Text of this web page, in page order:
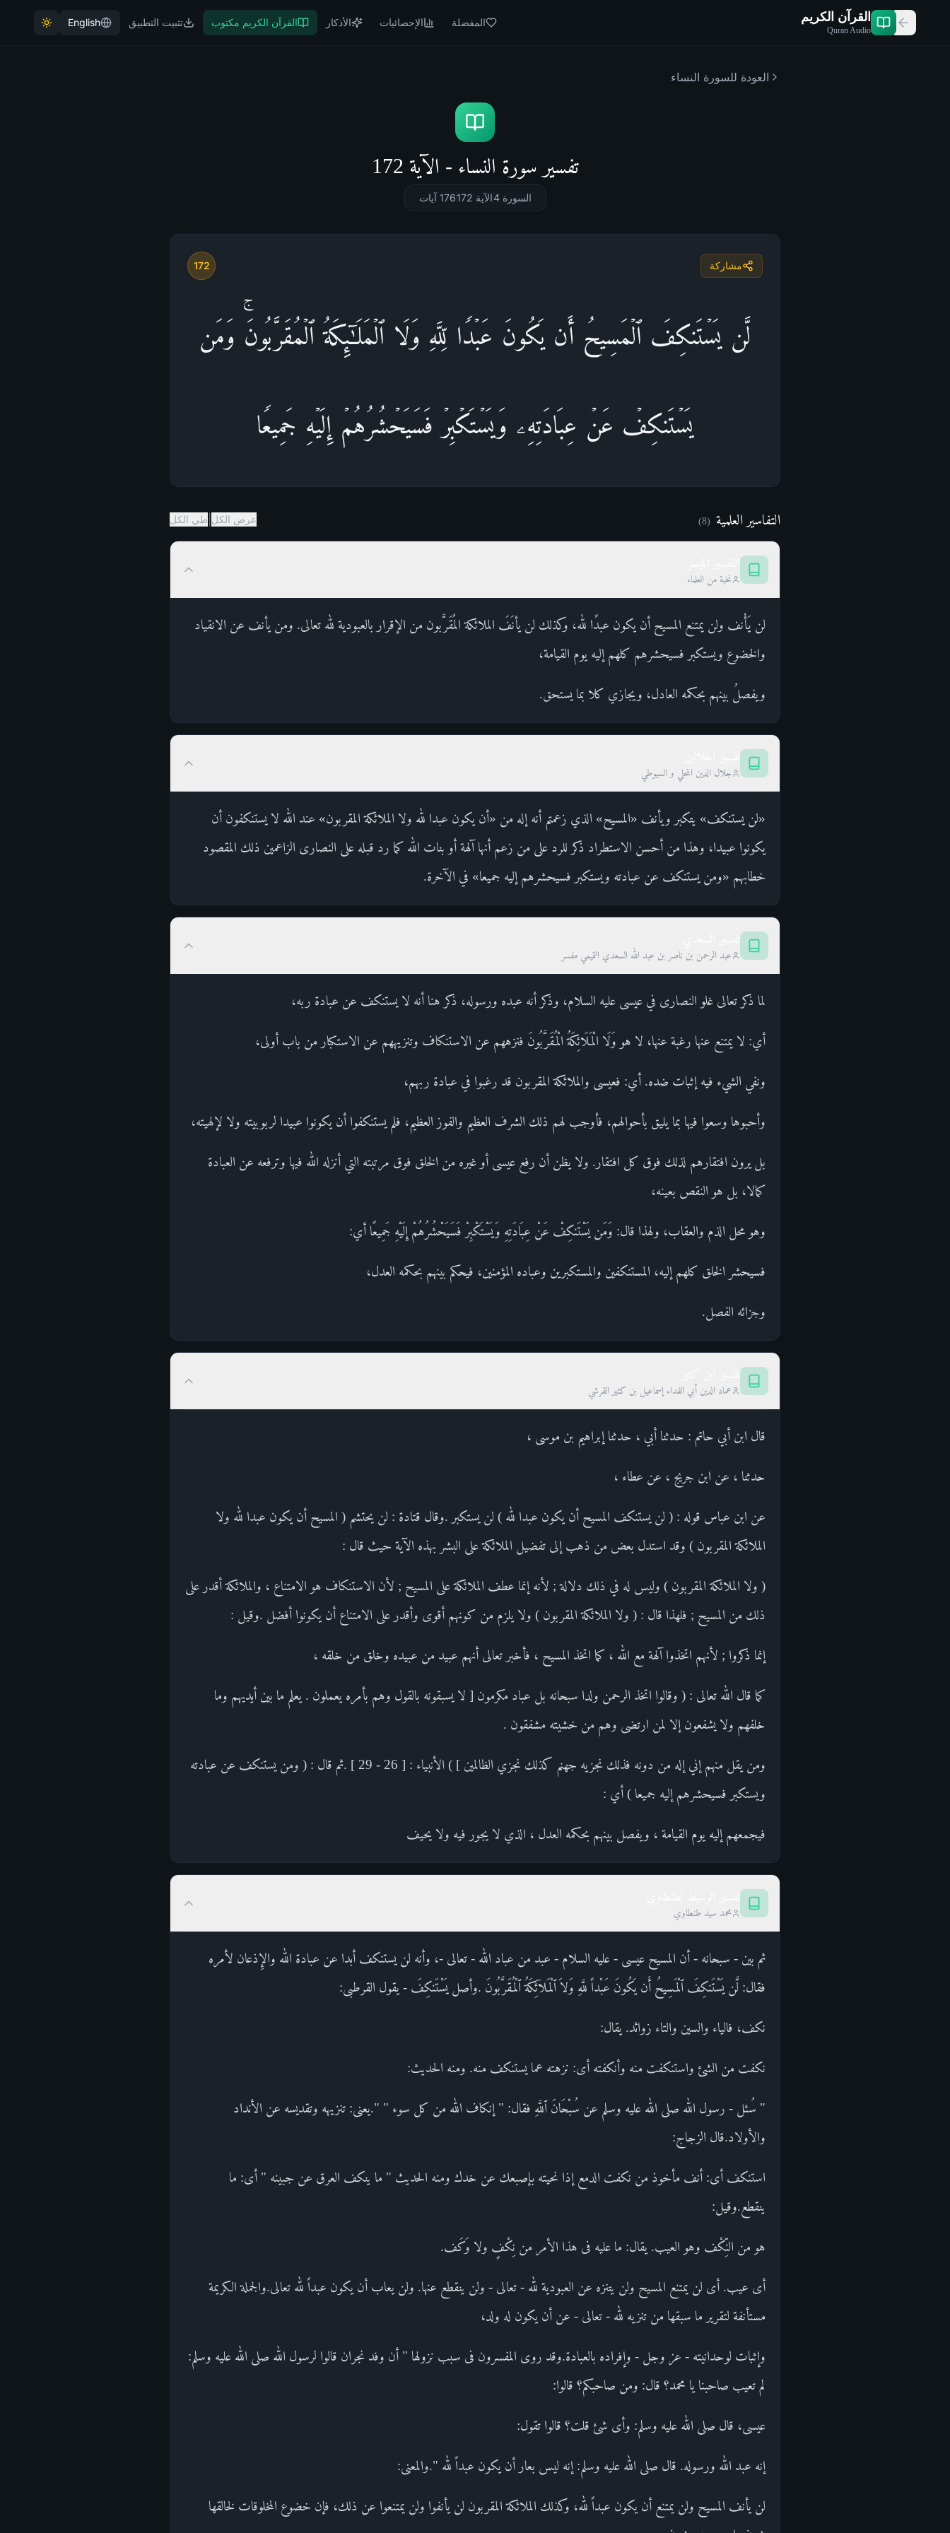
القرآن الكريم
Quran Audio
المفضلة الإحصائيات الأذكار القرآن الكريم مكتوب تثبيت التطبيق English
العودة للسورة النساء
تفسير سورة النساء - الآية 172
السورة 4 الآية 172 176 آيات
مشاركة 172
لَّن یَسۡتَنكِفَ ٱلۡمَسِیحُ أَن یَكُونَ عَبۡدࣰا لِّلَّهِ وَلَا ٱلۡمَلَـٰۤىِٕكَةُ ٱلۡمُقَرَّبُونَۚ وَمَن
یَسۡتَنكِفۡ عَنۡ عِبَادَتِهِۦ وَیَسۡتَكۡبِرۡ فَسَیَحۡشُرُهُمۡ إِلَیۡهِ جَمِیعࣰا
التفاسير العلمية (
8
) عرض الكل طي الكل
نخبة من العلماء
لن يَأْنف ولن يمتنع المسيح أن يكون عبدًا لله، وكذلك لن يأنَفَ الملائكة المُقَرَّبون من الإقرار بالعبودية لله تعالى. ومن يأنف عن الانقياد
والخضوع ويستكبر فسيحشرهم كلهم إليه يوم القيامة،
ويفصلُ بينهم بحكمه العادل، ويجازي كلا بما يستحق.
جلال الدين المحلي و السيوطي
«لن يستنكف» يتكبر ويأنف «المسيح» الذي زعمتم أنه إله من «أن يكون عبدا لله ولا الملائكة المقربون» عند الله لا يستنكفون أن
يكونوا عبيدا، وهذا من أحسن الاستطراد ذكر للرد على من زعم أنها آلهة أو بنات الله كما رد قبله على النصارى الزاعمين ذلك المقصود
خطابهم «ومن يستنكف عن عبادته ويستكبر فسيحشرهم إليه جميعا» في الآخرة.
عبد الرحمن بن ناصر بن عبد الله السعدي التميمي مفسر
لما ذكر تعالى غلو النصارى في عيسى عليه السلام، وذكر أنه عبده ورسوله، ذكر هنا أنه لا يستنكف عن عبادة ربه،
أي: لا يمتنع عنها رغبة عنها، لا هو وَلَا الْمَلَائِكَةُ الْمُقَرَّبُونَ فنزههم عن الاستنكاف وتنزيههم عن الاستكبار من باب أولى،
ونفي الشيء فيه إثبات ضده. أي: فعيسى والملائكة المقربون قد رغبوا في عبادة ربهم،
وأحبوها وسعوا فيها بما يليق بأحوالهم، فأوجب لهم ذلك الشرف العظيم والفوز العظيم، فلم يستنكفوا أن يكونوا عبيدا لربوبيته ولا لإلهيته،
بل يرون افتقارهم لذلك فوق كل افتقار. ولا يظن أن رفع عيسى أو غيره من الخلق فوق مرتبته التي أنزله الله فيها وترفعه عن العبادة
كمالا، بل هو النقص بعينه،
وهو محل الذم والعقاب، ولهذا قال: وَمَن يَسْتَنكِفْ عَنْ عِبَادَتِهِ وَيَسْتَكْبِرْ فَسَيَحْشُرُهُمْ إِلَيْهِ جَمِيعًا أي:
فسيحشر الخلق كلهم إليه، المستنكفين والمستكبرين وعباده المؤمنين، فيحكم بينهم بحكمه العدل،
وجزائه الفصل.
عماد الدين أبي الفداء إسماعيل بن كثير القرشي
قال ابن أبي حاتم : حدثنا أبي ، حدثنا إبراهيم بن موسى ،
حدثنا ، عن ابن جريج ، عن عطاء ،
عن ابن عباس قوله : ( لن يستنكف المسيح أن يكون عبدا لله ) لن يستكبر .وقال قتادة : لن يحتشم ( المسيح أن يكون عبدا لله ولا
الملائكة المقربون ) وقد استدل بعض من ذهب إلى تفضيل الملائكة على البشر بهذه الآية حيث قال :
( ولا الملائكة المقربون ) وليس له في ذلك دلالة ; لأنه إنما عطف الملائكة على المسيح ; لأن الاستنكاف هو الامتناع ، والملائكة أقدر على
ذلك من المسيح ; فلهذا قال : ( ولا الملائكة المقربون ) ولا يلزم من كونهم أقوى وأقدر على الامتناع أن يكونوا أفضل .وقيل :
إنما ذكروا ; لأنهم اتخذوا آلهة مع الله ، كما اتخذ المسيح ، فأخبر تعالى أنهم عبيد من عبيده وخلق من خلقه ،
كما قال الله تعالى : ( وقالوا اتخذ الرحمن ولدا سبحانه بل عباد مكرمون [ لا يسبقونه بالقول وهم بأمره يعملون . يعلم ما بين أيديهم وما
خلفهم ولا يشفعون إلا لمن ارتضى وهم من خشيته مشفقون .
ومن يقل منهم إني إله من دونه فذلك نجزيه جهنم كذلك نجزي الظالمين ] ) الأنبياء : [ 26 - 29 ] .ثم قال : ( ومن يستنكف عن عبادته
ويستكبر فسيحشرهم إليه جميعا ) أي :
فيجمعهم إليه يوم القيامة ، ويفصل بينهم بحكمه العدل ، الذي لا يجور فيه ولا يحيف
محمد سيد طنطاوي
ثم بين - سبحانه - أن المسيح عيسى - عليه السلام - عبد من عباد الله - تعالى -، وأنه لن يستنكف أبدا عن عبادة الله والإِذعان لأمره
فقال: لَّن يَسْتَنكِفَ ٱلْمَسِيحُ أَن يَكُونَ عَبْداً للَّهِ وَلاَ ٱلْمَلاۤئِكَةُ ٱلْمُقَرَّبُونَ .وأصل يَسْتَنكِفَ - يقول القرطبى:
نكف، فالياء والسين والتاء زوائد. يقال:
نكفت من الشئ واستنكفت منه وأنكفته أى: نزهته عما يستنكف منه. ومنه الحديث:
" سُئل - رسول الله صلى الله عليه وسلم عن سُبْحَانَ ٱللَّهِ فقال: " إنكاف الله من كل سوء " ".يعنى: تنزيهه وتقديسه عن الأنداد
والأولاد.قال الزجاج:
استنكف أى: أنف مأخوذ من نكفت الدمع إذا نحيته بإصبعك عن خدك ومنه الحديث " ما ينكف العرق عن جبينه " أى: ما
ينقطع.وقيل:
هو من النِّكْف وهو العيب. يقال: ما عليه فى هذا الأمر من نِكْفٍ ولا وَكَف.
أى عيب. أى لن يمتنع المسيح ولن يتنزه عن العبودية لله - تعالى - ولن ينقطع عنها. ولن يعاب أن يكون عبداً لله تعالى.والجملة الكريمة
مستأنفة لتقرير ما سبقها من تنزيه لله - تعالى - عن أن يكون له ولد،
وإثبات لوحدانيته - عز وجل - وإفراده بالعبادة.وقد روى المفسرون فى سبب نزولها " أن وفد نجران قالوا لرسول الله صلى الله عليه وسلم:
لم تعيب صاحبنا يا محمد؟ قال: ومن صاحبكم؟ قالوا:
عيسى، قال صلى الله عليه وسلم: وأى شئ قلت؟ قالوا تقول:
إنه عبد الله ورسوله. قال صلى الله عليه وسلم: إنه ليس بعار أن يكون عبداً لله ".والمعنى:
لن يأنف المسيح ولن يمتنع أن يكون عبداً لله، وكذلك الملائكة المقربون لن يأنفوا ولن يمتنعوا عن ذلك، فإن خضوع المخلوقات لخالقها